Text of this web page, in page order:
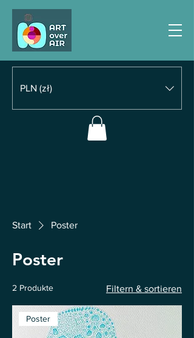
PLN (zł)
Start Poster
Poster
2 Produkte Filtern & sortieren
Poster